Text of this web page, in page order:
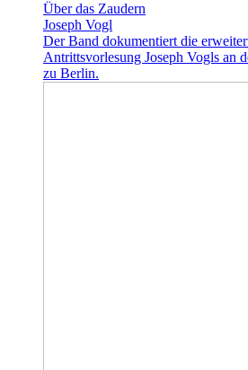
Über das Zaudern
Joseph Vogl
Der Band dokumentiert die
Antrittsvorlesung Joseph Vogls an
zu Berlin.